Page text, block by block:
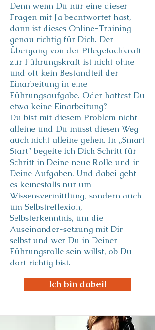
Denn wenn Du nur eine dieser
Fragen mit Ja beantwortet hast,
dann ist dieses Online-Training
genau richtig für Dich. Der
Übergang von der Pflegefachkraft
zur Führungskraft ist nicht ohne
und oft kein Bestandteil der
Einarbeitung in eine
Führungsaufgabe. Oder hattest Du
etwa keine Einarbeitung?
Du bist mit diesem Problem nicht
alleine und Du musst diesen Weg
auch nicht alleine gehen. In „Smart
Start" begeite ich Dich Schritt für
Schritt in Deine neue Rolle und in
Deine Aufgaben. Und dabei geht
es keinesfalls nur um
Wissensvermittlung, sondern auch
um Selbstreflexion,
Selbsterkenntnis, um die
Auseinander-setzung mit Dir
selbst und wer Du in Deiner
Führungsrolle sein willst, ob Du
dort richtig bist.
Ich bin dabei!